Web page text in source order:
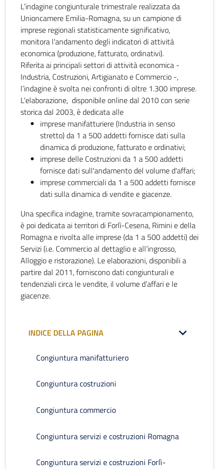
L’indagine congiunturale trimestrale realizzata da
Unioncamere Emilia-Romagna, su un campione di
imprese regionali statisticamente significativo,
monitora l'andamento degli indicatori di attività
economica (produzione, fatturato, ordinativi).
Riferita ai principali settori di attività economica -
Industria, Costruzioni, Artigianato e Commercio -,
l’indagine è svolta nei confronti di oltre 1.300 imprese.
L'elaborazione, disponibile online dal 2010 con serie
storica dal 2003, è dedicata alle
imprese manifatturiere (Industria in senso
stretto) da 1 a 500 addetti fornisce dati sulla
dinamica di produzione, fatturato e ordinativi;
imprese delle Costruzioni da 1 a 500 addetti
fornisce dati sull'andamento del volume d'affari;
imprese commerciali da 1 a 500 addetti fornisce
dati sulla dinamica di vendite e giacenze.
Una specifica indagine, tramite sovracampionamento,
è poi dedicata ai territori di Forlì-Cesena, Rimini e della
Romagna e rivolta alle imprese (da 1 a 500 addetti) dei
Servizi (i.e. Commercio al dettaglio e all’ingrosso,
Alloggio e ristorazione). Le elaborazioni, disponibili a
partire dal 2011, forniscono dati congiunturali e
tendenziali circa le vendite, il volume d’affari e le
giacenze.
INDICE DELLA PAGINA
Congiuntura manifatturiero
Congiuntura costruzioni
Congiuntura commercio
Congiuntura servizi e costruzioni Romagna
Congiuntura servizi e costruzioni Forlì-